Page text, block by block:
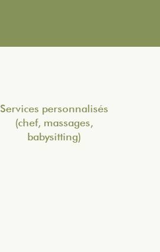
Services personnalisés
(chef, massages,
babysitting)